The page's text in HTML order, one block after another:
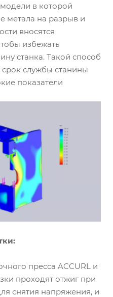
в которой
метала на разрыв и
вносятся
избежать
станка. Такой способ
срок службы станины
показатели
пресса ACCURL и
проходят отжиг при
снятия напряжения, и